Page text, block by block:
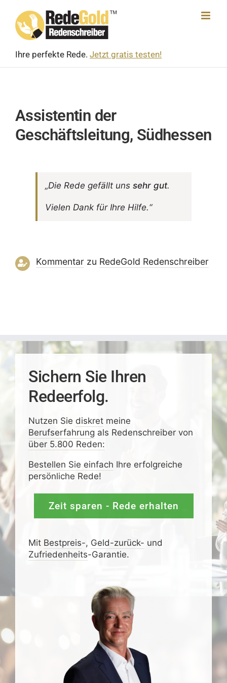
content
Ihre perfekte Rede. Jetzt gratis testen!
Assistentin der
Geschäftsleitung, Südhessen
„Die Rede gefällt uns sehr gut.
Vielen Dank für Ihre Hilfe.“
Kommentarzu RedeGold Reden­schreiber
Sichern Sie Ihren
Redeerfolg.
Nutzen Sie diskretmeine
Berufserfahrung als Redenschreiber von
über 5.800 Reden:
Bestellen Sie einfach Ihre erfolgreiche
persönliche Rede!
Zeit sparen - Rede erhalten
Mit Bestpreis-, Geld-zurück- und
Zufrieden­­heits-Garantie.